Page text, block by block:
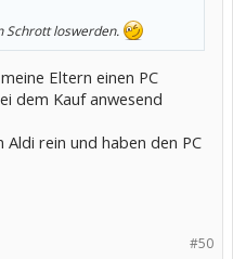
Schrott loswerden.
Eltern einen PC
dem Kauf anwesend
rein und haben den PC
#50